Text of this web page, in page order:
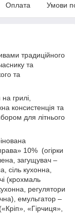
Оплата Умови
традиційного
та
та
грилі,
консистенція та
для літнього
10% (огірки
загущувач –
сіль кухонна,
(крохмаль
регулятори
емульгатор –
«Гірчиця»,